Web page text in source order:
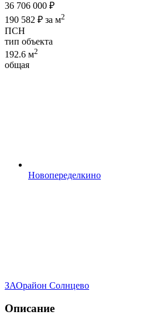
36 706 000 ₽
190 582 ₽ за м2
ПСН
тип объекта
192.6 м2
общая
Новопеределкино
ЗАОрайон Солнцево
Описание